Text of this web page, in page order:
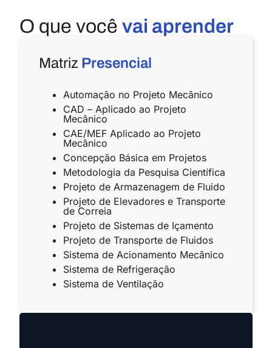
O que você vai aprender
Matriz Presencial
Automação no Projeto Mecânico
CAD – Aplicado ao Projeto
Mecânico
CAE/MEF Aplicado ao Projeto
Mecânico
Concepção Básica em Projetos
Metodologia da Pesquisa Científica
Projeto de Armazenagem de Fluido
Projeto de Elevadores e Transporte
de Correia
Projeto de Sistemas de Içamento
Projeto de Transporte de Fluidos
Sistema de Acionamento Mecânico
Sistema de Refrigeração
Sistema de Ventilação